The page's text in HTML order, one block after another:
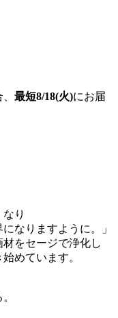
最短8/18(火)にお届
り
なりますように。」
をセージで浄化し
めています。